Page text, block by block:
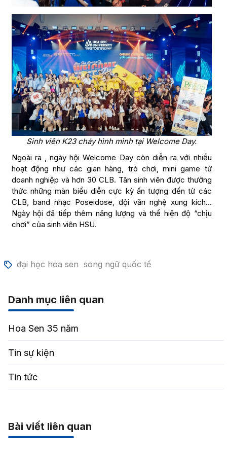
Sinh viên K23 cháy hình mình tại Welcome Day.
Ngoài ra , ngày hội Welcome Day còn diễn ra với nhiều
hoạt động như các gian hàng, trò chơi, mini game từ
doanh nghiệp và hơn 30 CLB. Tân sinh viên được thưởng
thức những màn biểu diễn cực kỳ ấn tượng đến từ các
CLB, band nhạc Poseidose, đội văn nghệ xung kích…
Ngày hội đã tiếp thêm năng lượng và thể hiện độ “chịu
chơi” của sinh viên HSU.
đại học hoa sen song ngữ quốc tế
Danh mục liên quan
Hoa Sen 35 năm
Tin sự kiện
Tin tức
Bài viết liên quan